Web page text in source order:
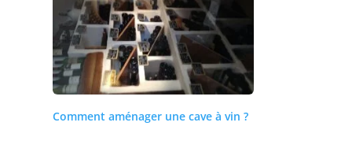
Comment aménager une cave à vin ?